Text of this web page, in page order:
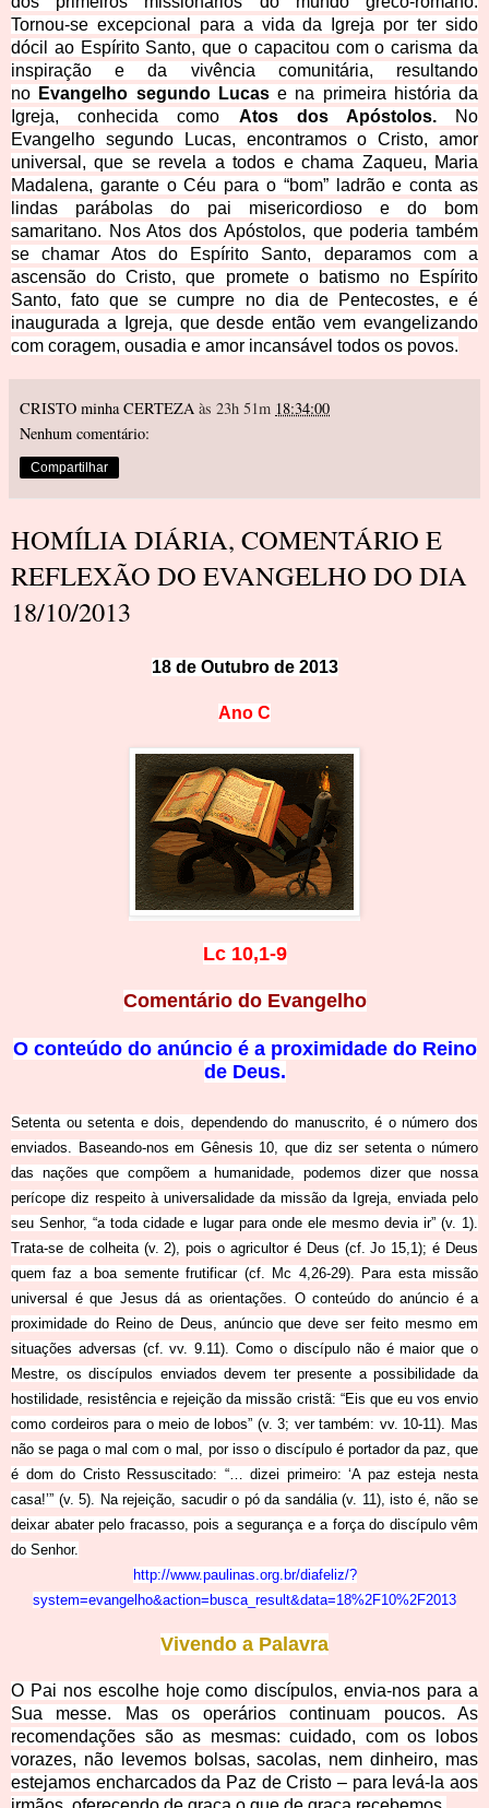
Tornou-se excepcional para a vida da Igreja por ter sido
dócil ao Espírito Santo, que o capacitou com o carisma da
inspiração e da vivência comunitária, resultando
no Evangelho segundo Lucas e na primeira história da
Igreja, conhecida como
Atos dos Apóstolos.
No
Evangelho segundo Lucas, encontramos o Cristo, amor
universal, que se revela a todos e chama Zaqueu, Maria
Madalena, garante o Céu para o “bom” ladrão e conta as
lindas parábolas do pai misericordioso e do bom
samaritano. Nos Atos dos Apóstolos, que poderia também
se chamar Atos do Espírito Santo, deparamos com a
ascensão do Cristo, que promete o batismo no Espírito
Santo, fato que se cumpre no dia de Pentecostes, e é
inaugurada a Igreja, que desde então vem evangelizando
com coragem, ousadia e amor incansável todos os povos.
CRISTO minha CERTEZA às 23h 51m 18:34:00
Nenhum comentário:
Compartilhar
HOMÍLIA DIÁRIA, COMENTÁRIO E
REFLEXÃO DO EVANGELHO DO DIA
18/10/2013
18 de Outu bro de 2013
Ano C
Lc 10,1-9
Comentário do Evangelho
O conteúdo do anúncio é a proximidade do Reino
de Deus.
Setenta ou setenta e dois, dependendo do manuscrito, é o número dos
enviados. Baseando-nos em Gênesis 10, que diz ser setenta o número
das nações que compõem a humanidade, podemos dizer que nossa
perícope diz respeito à universalidade da missão da Igreja, enviada pelo
seu Senhor, “a toda cidade e lugar para onde ele mesmo devia ir” (v. 1).
Trata-se de colheita (v. 2), pois o agricultor é Deus (cf. Jo 15,1); é Deus
quem faz a boa semente frutificar (cf. Mc 4,26-29). Para esta missão
universal é que Jesus dá as orientações. O conteúdo do anúncio é a
proximidade do Reino de Deus, anúncio que deve ser feito mesmo em
situações adversas (cf. vv. 9.11). Como o discípulo não é maior que o
Mestre, os discípulos enviados devem ter presente a possibilidade da
hostilidade, resistência e rejeição da missão cristã: “Eis que eu vos envio
como cordeiros para o meio de lobos” (v. 3; ver também: vv. 10-11). Mas
não se paga o mal com o mal, por isso o discípulo é portador da paz, que
é dom do Cristo Ressuscitado: “… dizei primeiro: ‘A paz esteja nesta
casa!’” (v. 5). Na rejeição, sacudir o pó da sandália (v. 11), isto é, não se
deixar abater pelo fracasso, pois a segurança e a força do discípulo vêm
do Senhor.
http://www.paulinas.org.br/diafeliz/?
system=evangelho&action=busca_result&data=18%2F10%2F2013
Vivendo a Palavra
O Pai nos escolhe hoje como discípulos, envia-nos para a
Sua messe. Mas os operários continuam poucos. As
recomendações são as mesmas: cuidado, com os lobos
vorazes, não levemos bolsas, sacolas, nem dinheiro, mas
estejamos encharcados da Paz de Cristo – para levá-la aos